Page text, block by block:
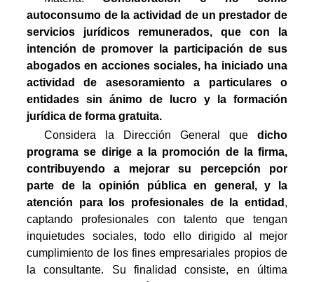
autoconsumo de la actividad de un prestador de
servicios jurídicos remunerados, que con la
intención de promover la participación de sus
abogados en acciones sociales, ha iniciado una
actividad de asesoramiento a particulares o
entidades sin ánimo de lucro y la formación
jurídica de forma gratuita.
Considera la Dirección General que dicho
programa se dirige a la promoción de la firma,
contribuyendo a mejorar su percepción por
parte de la opinión pública en general, y la
atención para los profesionales de la entidad ,
captando profesionales con talento que tengan
inquietudes sociales, todo ello dirigido al mejor
cumplimiento de los fines empresariales propios de
la consultante. Su finalidad consiste, en última